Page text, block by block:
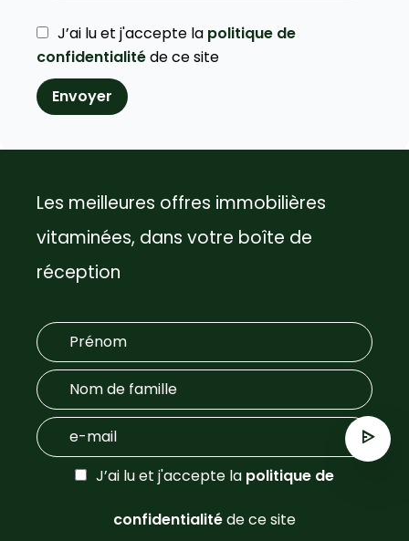
J’ai lu et j'accepte la politique de
confidentialitéde ce site
Envoyer
Les meilleures offres immobilières
vitaminées, dans votre boîte de
réception
J’ai lu et j'accepte la politique de
confidentialitéde ce site